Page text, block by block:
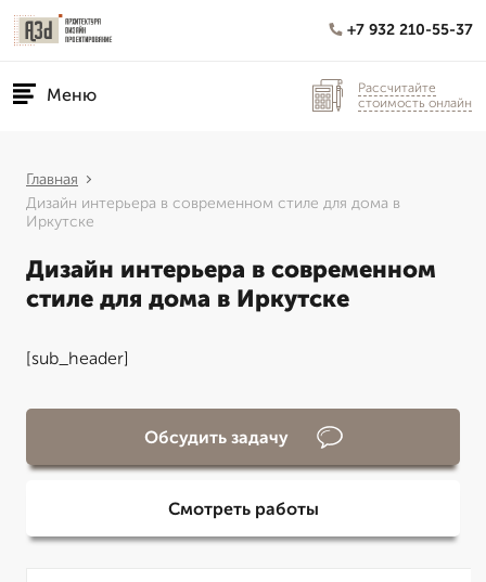
+7 932 210-55-37
Меню
Рассчитайте
стоимость онлайн
Главная
Дизайн интерьера в современном стиле для дома в
Иркутске
Дизайн интерьера в современном
стиле для дома в Иркутске
[sub_header]
Обсудить задачу
Смотреть работы